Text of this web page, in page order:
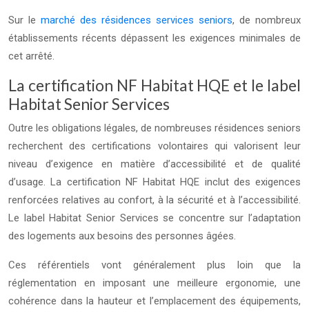
Sur le marché des résidences services seniors, de nombreux
établissements récents dépassent les exigences minimales de
cet arrêté.
La certification NF Habitat HQE et le label
Habitat Senior Services
Outre les obligations légales, de nombreuses résidences seniors
recherchent des certifications volontaires qui valorisent leur
niveau d’exigence en matière d’accessibilité et de qualité
d’usage. La certification NF Habitat HQE inclut des exigences
renforcées relatives au confort, à la sécurité et à l’accessibilité.
Le label Habitat Senior Services se concentre sur l’adaptation
des logements aux besoins des personnes âgées.
Ces référentiels vont généralement plus loin que la
réglementation en imposant une meilleure ergonomie, une
cohérence dans la hauteur et l’emplacement des équipements,